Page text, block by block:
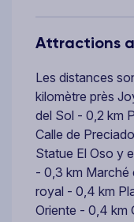
Attractions
Les distances
kilomètre près
del Sol - 0,2 km
Calle de
Statue El Oso y
- 0,3 km Marché
royal - 0,4 km
Oriente - 0,4 km